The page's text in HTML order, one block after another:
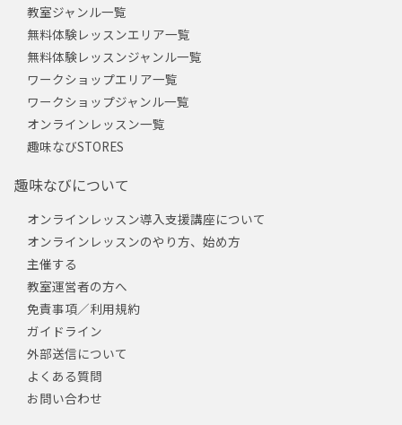
教室ジャンル一覧
無料体験レッスンエリア一覧
無料体験レッスンジャンル一覧
ワークショップエリア一覧
ワークショップジャンル一覧
オンラインレッスン一覧
趣味なびSTORES
趣味なびについて
オンラインレッスン導入支援講座について
オンラインレッスンのやり方、始め方
主催する
教室運営者の方へ
免責事項／利用規約
ガイドライン
外部送信について
よくある質問
お問い合わせ